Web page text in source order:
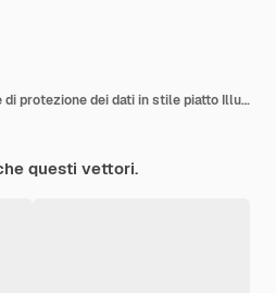
Illustrazione vettoriale di protezione dei dati in stile piatto Illustrazione delle scorte
questi vettori.